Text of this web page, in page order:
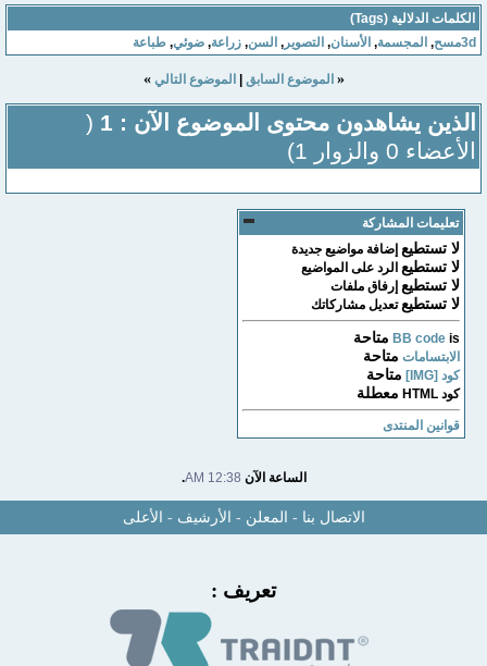
الكلمات الدلالية (Tags)
3dمسح
,المجسمة,الأسنان,التصوير,السن,زراعة,ضوئي ,طباعة
« الموضوع السابق| الموضوع التالي »
الذين يشاهدون محتوى الموضوع الآن : 1
(
الأعضاء 0 والزوار 1)
تعليمات المشاركة
لا تستطيعإضافة مواضيع جديدة
لا تستطيعالرد على المواضيع
لا تستطيعإرفاق ملفات
لا تستطيعتعديل مشاركاتك
BB codeis متاحة
الابتسامات متاحة
كود [IMG] متاحة
كود HTML معطلة
قوانين المنتدى
الساعة الآن12:38 AM
.
الاتصال بنا-المعلن-الأرشيف -الأعلى
تعريف :